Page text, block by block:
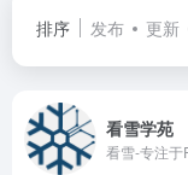
排序 发布 更新
看雪学苑